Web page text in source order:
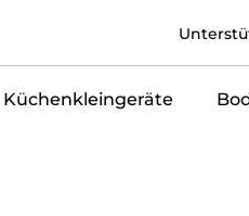
Küchenkleingeräte